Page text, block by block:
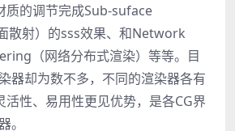
质的调节完成Sub-suface
散射）的sss效果、和Network
（网络分布式渲染）等等。目
器却为数不多，不同的渲染器各有
活性、易用性更见优势，是各CG界
。